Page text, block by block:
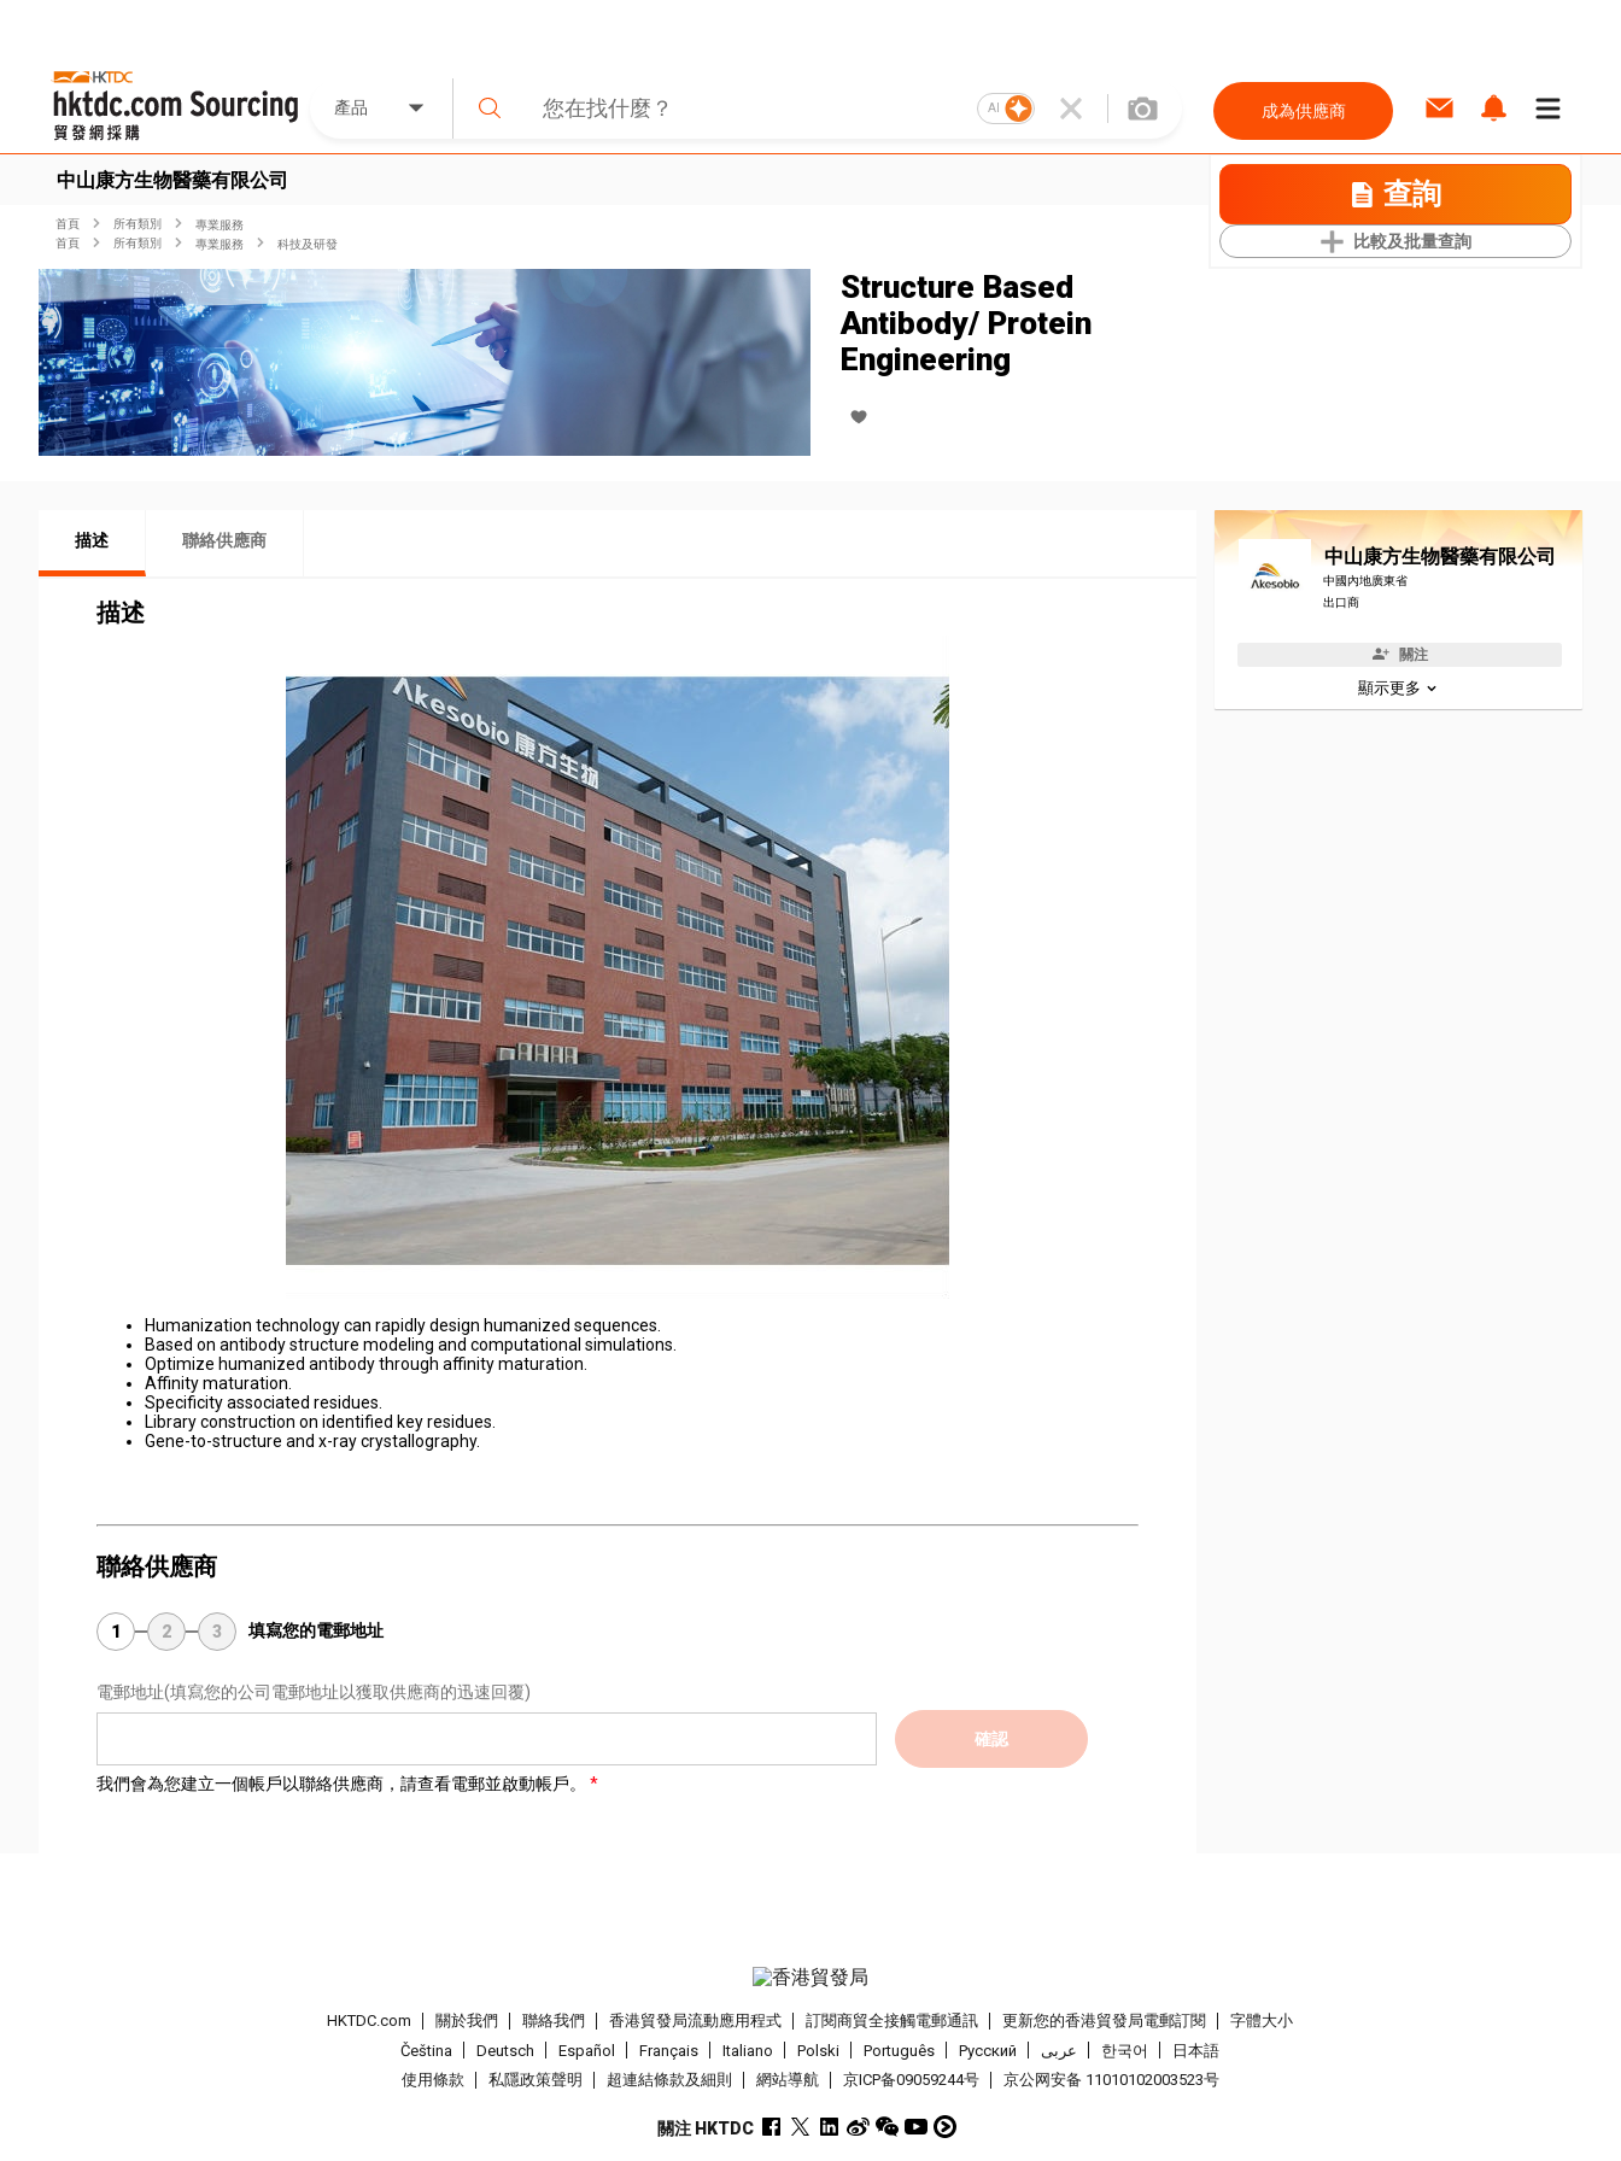
產品 AI 成為供應商
中山康方生物醫藥有限公司 查詢
比較及批量查詢
首頁 所有類別
專業服務
首頁
所有類別 專業服務 科技及研發
Structure Based
Antibody/ Protein
Engineering
描述 聯絡供應商
描述
Humanization technology can rapidly design humanized sequences.
Based on antibody structure modeling and computational simulations.
Optimize humanized antibody through affinity maturation.
Affinity maturation.
Specificity associated residues.
Library construction on identified key residues.
Gene-to-structure and x-ray crystallography.
聯絡供應商
1 2 3 填寫您的電郵地址
電郵地址(填寫您的公司電郵地址以獲取供應商的迅速回覆)
確認
我們會為您建立一個帳戶以聯絡供應商，請查看電郵並啟動帳戶。
中山康方生物醫藥有限公司
中國內地廣東省
出口商
關注
顯示更多
HKTDC.com 關於我們 聯絡我們 香港貿發局流動應用程式 訂閱商貿全接觸電郵通訊 更新您的香港貿發局電郵訂閱
字體大小
Čeština
Deutsch Español Français Italiano Polski Português Pусский عربى 한국어
日本語
使用條款
私隱政策聲明 超連結條款及細則 網站導航 京ICP备09059244号 京公网安备 11010102003523号
關注 HKTDC